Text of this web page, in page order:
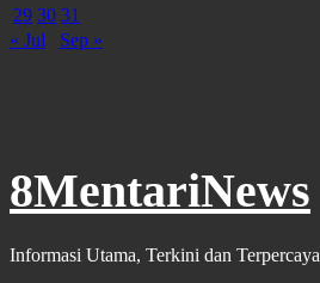
29 30 31
« Jul
Sep »
8MentariNews
Informasi Utama, Terkini dan Terpercaya